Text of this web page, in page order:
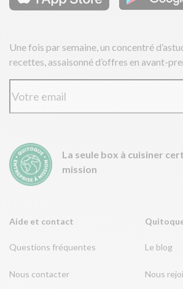
Aide et contact
Questions fréquentes
Nous contacter
Le blog
Nous
Une fois par semaine, un concentré
recettes, assaisonné d’offres en avant-
La seule box à cuisiner
mission